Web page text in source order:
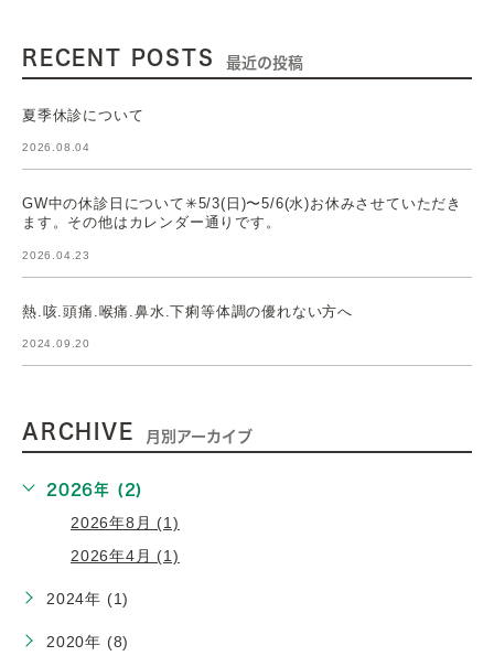
RECENT POSTS 最近の投稿
夏季休診について
2026.08.04
GW中の休診日について✳︎5/3(日)〜5/6(水)お休みさせていただき
ます。その他はカレンダー通りです。
2026.04.23
熱.咳.頭痛.喉痛.鼻水.下痢等体調の優れない方へ
2024.09.20
ARCHIVE 月別アーカイブ
2026年 (2)
2026年8月 (1)
2026年4月 (1)
2024年 (1)
2020年 (8)